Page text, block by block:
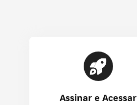
Assinar e Acessar